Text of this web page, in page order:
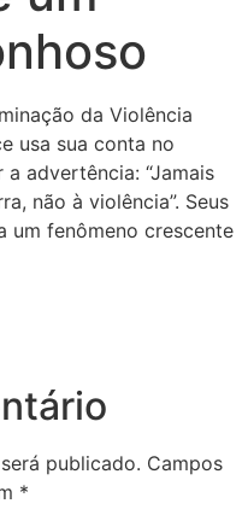
da Violência
usa sua conta no
advertência: “Jamais
não à violência”. Seus
um fenômeno crescente
publicado. Campos
*